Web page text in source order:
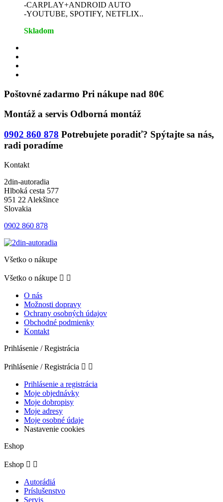
-CARPLAY+ANDROID AUTO
-YOUTUBE, SPOTIFY, NETFLIX..
Skladom
Poštovné zadarmo Pri nákupe nad 80€
Montáž a servis Odborná montáž
0902 860 878 Potrebujete poradiť? Spýtajte sa nás,
radi poradíme
Kontakt
2din-autoradia
Hlboká cesta 577
951 22 Alekšince
Slovakia
0902 860 878
Všetko o nákupe
Všetko o nákupe  
O nás
Možnosti dopravy
Ochrany osobných údajov
Obchodné podmienky
Kontakt
Prihlásenie / Registrácia
Prihlásenie / Registrácia  
Prihlásenie a registrácia
Moje objednávky
Moje dobropisy
Moje adresy
Moje osobné údaje
Nastavenie cookies
Eshop
Eshop  
Autorádiá
Príslušenstvo
Servis